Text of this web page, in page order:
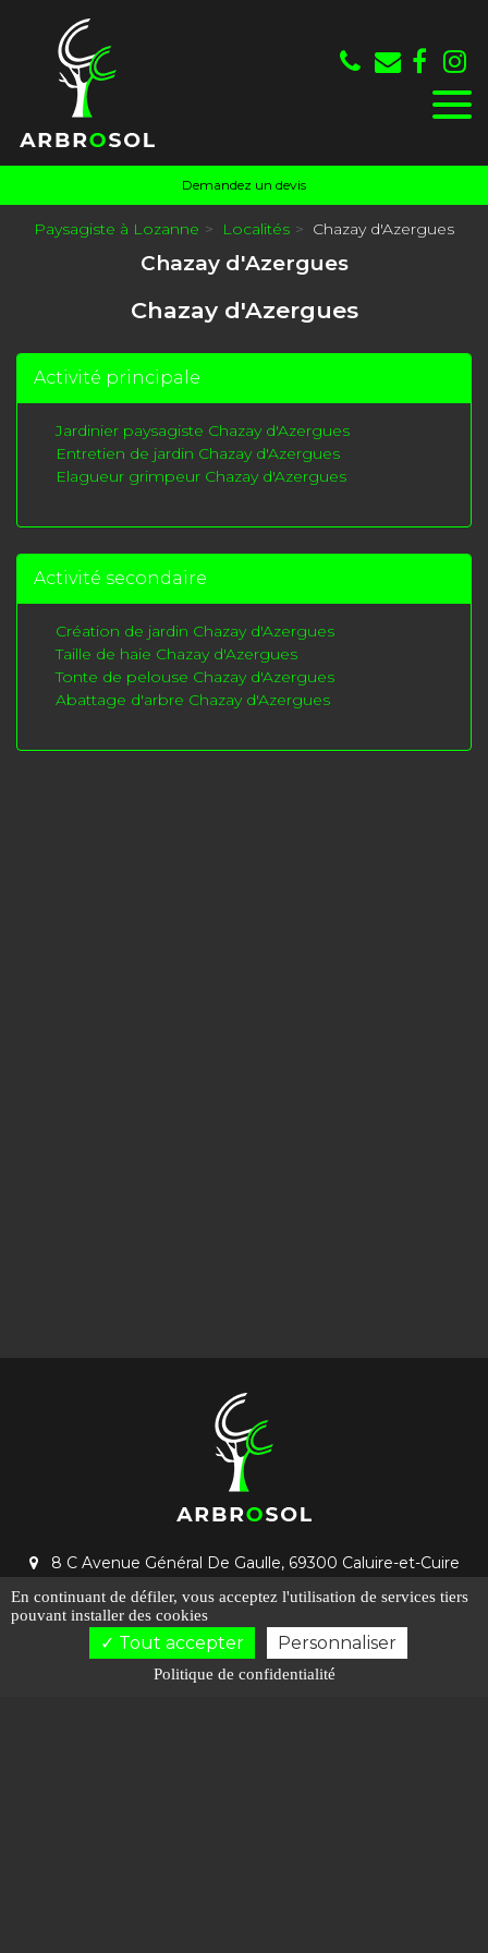
Demandez un devis
Paysagiste à Lozanne Localités Chazay d'Azergues
Chazay d'Azergues
Chazay d'Azergues
Activité principale
Jardinier paysagiste Chazay d'Azergues
Entretien de jardin Chazay d'Azergues
Elagueur grimpeur Chazay d'Azergues
Activité secondaire
Création de jardin Chazay d'Azergues
Taille de haie Chazay d'Azergues
Tonte de pelouse Chazay d'Azergues
Abattage d'arbre Chazay d'Azergues
8 C Avenue Général De Gaulle, 69300 Caluire-et-Cuire
Lundi : 07h00 - 19h00
cyril.chanu@arbrosol.fr
06 84 11 86 55
En continuant de défiler, vous acceptez l'utilisation de services tiers
pouvant installer des cookies
Tout accepter Personnaliser
Politique de confidentialité